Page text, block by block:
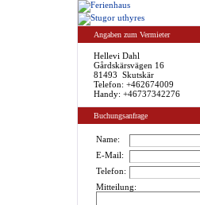
Angaben zum Vermieter
Hellevi Dahl
Gårdskärsvägen 16
81493 Skutskär
Telefon: +462674009
Handy: +46737342276
Buchungsanfrage
Name:
E-Mail:
Telefon:
Mitteilung: